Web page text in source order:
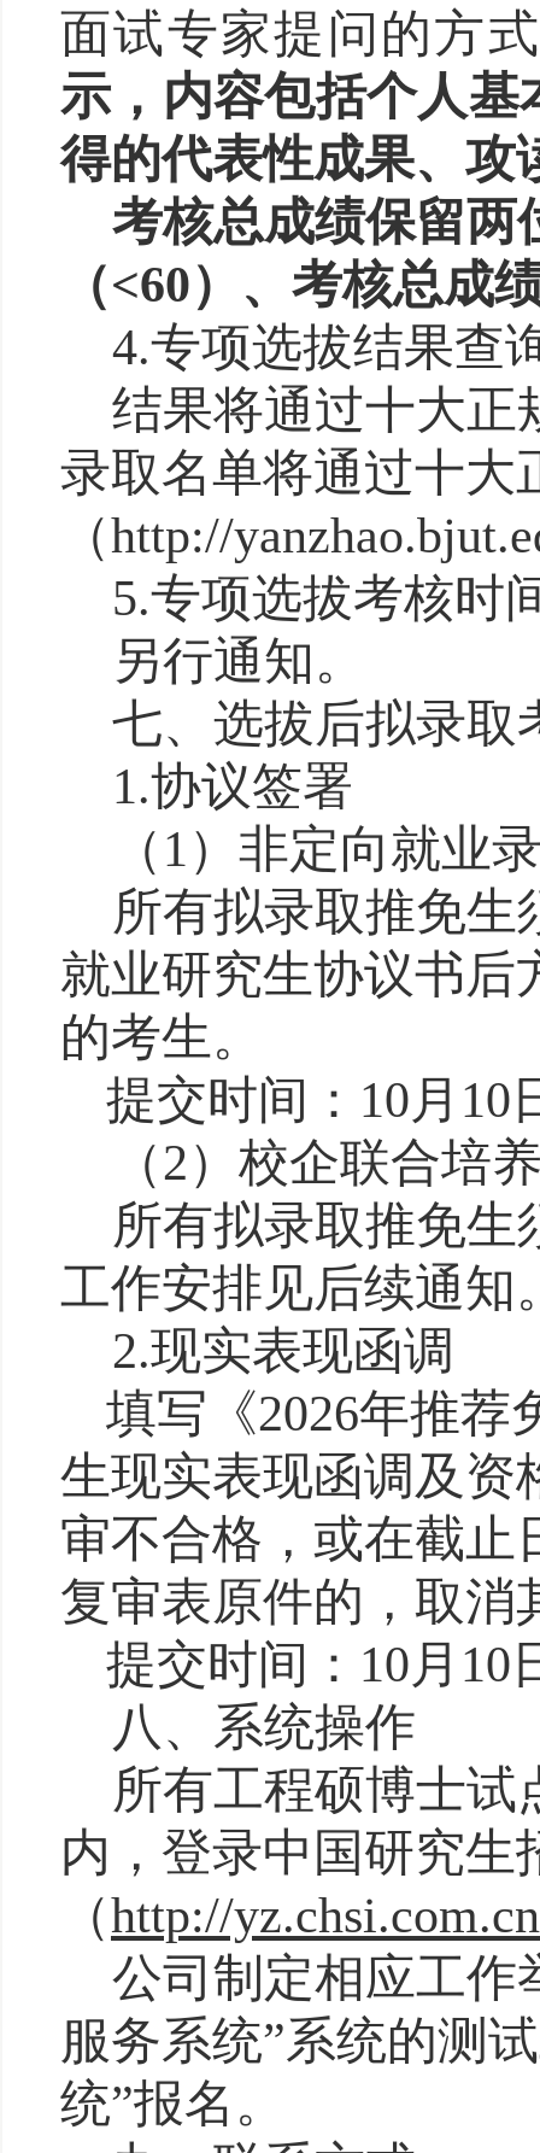
面试专家提问的方
示，内容包括个人
得的代表性成果、攻
考核总成绩保留两
（<60） 、考核总成
4.专项选拔结果查
结果将通过十大正
录取名单将通过十大
（http://
5.专项选拔考核时
另行通知。
七、 选拔后拟录取
1.协议签署
（1） 非定向就业
所有拟录取推免生
就业研究生协议书后
的考生。
提交时间： 10月 10
（2） 校企联合培
所有拟录取推免生
工作安排见后续通知
2.现实表现函调
填写《2026年推荐
生现实表现函调及资
审不合格，或在截止
复审表原件的，取消
提交时间： 10月 10
八、 系统操作
所有工程硕博士试
内， 登录中国研究生
（http://
公司制定相应工作
服务系统”系统的测
统”报名。